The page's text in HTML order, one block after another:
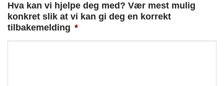
Hva kan vi hjelpe deg med? Vær mest mulig
konkret slik at vi kan gi deg en korrekt
tilbakemelding *